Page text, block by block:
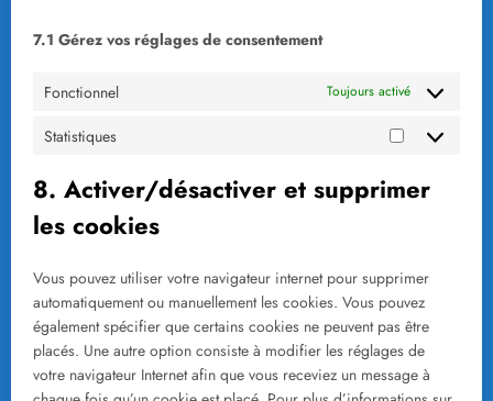
7.1 Gérez vos réglages de consentement
Fonctionnel Toujours activé
Statistiques Statistiques
8. Activer/désactiver et supprimer
les cookies
Vous pouvez utiliser votre navigateur internet pour supprimer
automatiquement ou manuellement les cookies. Vous pouvez
également spécifier que certains cookies ne peuvent pas être
placés. Une autre option consiste à modifier les réglages de
votre navigateur Internet afin que vous receviez un message à